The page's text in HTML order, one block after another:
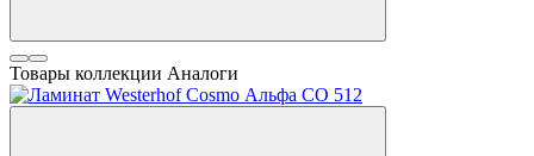
Товары коллекции Аналоги